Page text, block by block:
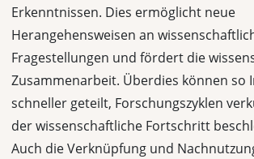
Erkenntnissen. Dies ermöglicht neue
Herangehensweisen an
Fragestellungen und fördert die
Zusammenarbeit. Überdies können so
schneller geteilt, Forschungszyklen
der wissenschaftliche Fortschritt
Auch die Verknüpfung und